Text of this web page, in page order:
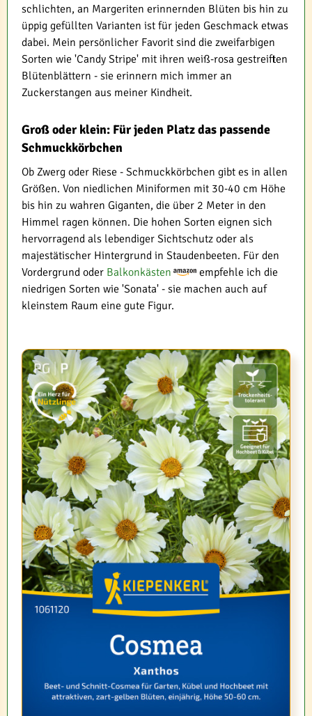
schlichten, an Margeriten erinnernden Blüten bis hin zu
üppig gefüllten Varianten ist für jeden Geschmack etwas
dabei. Mein persönlicher Favorit sind die zweifarbigen
Sorten wie 'Candy Stripe' mit ihren weiß-rosa gestreiften
Blütenblättern - sie erinnern mich immer an
Zuckerstangen aus meiner Kindheit.
Groß oder klein: Für jeden Platz das passende
Schmuckkörbchen
Ob Zwerg oder Riese - Schmuckkörbchen gibt es in allen
Größen. Von niedlichen Miniformen mit 30-40 cm Höhe
bis hin zu wahren Giganten, die über 2 Meter in den
Himmel ragen können. Die hohen Sorten eignen sich
hervorragend als lebendiger Sichtschutz oder als
majestätischer Hintergrund in Staudenbeeten. Für den
Vordergrund oder Balkonkästen
empfehle ich die
niedrigen Sorten wie 'Sonata' - sie machen auch auf
kleinstem Raum eine gute Figur.